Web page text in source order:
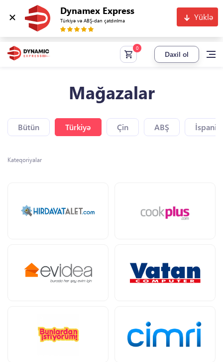
Dynamex Express
Türkiyə və ABŞ-dan çatdırılma Yüklə
Daxil ol
Mağazalar
Bütün Türkiyə Çin ABŞ
Kateqoriyalar